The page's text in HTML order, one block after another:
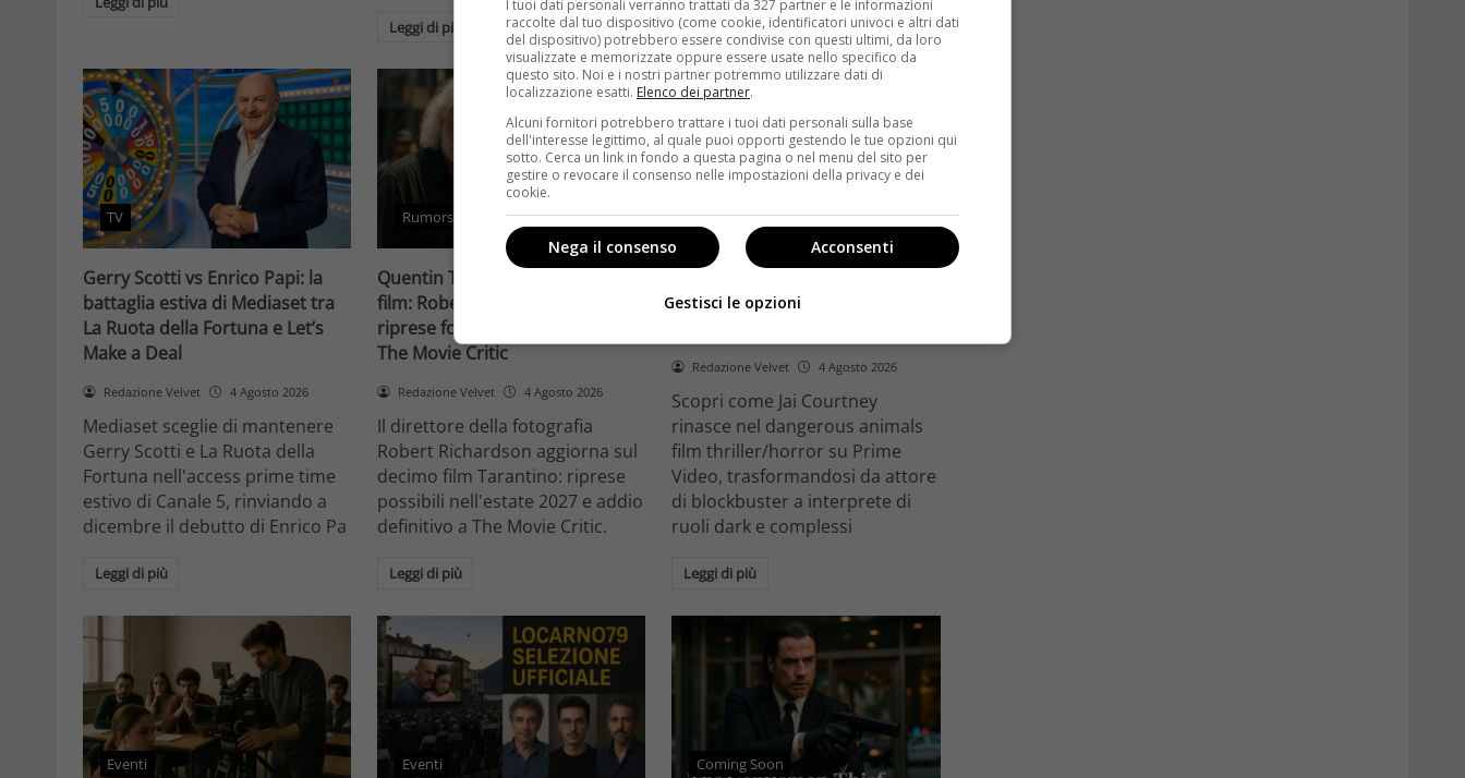
Leggi di più Leggi di più
TV
Gerry Scotti vs Enrico Papi: la
battaglia estiva di Mediaset tra
La Ruota della Fortuna e Let’s
Make a Deal
Redazione Velvet 4 Agosto 2026
Mediaset sceglie di mantenere
Gerry Scotti e La Ruota della
Fortuna nell'access prime time
estivo di Canale 5, rinviando a
dicembre il debutto di Enrico Pa
Leggi di più
Rumors
Quentin Tarantino e il decimo
film: Robert Richardson rivela
riprese forse nel 2027 e l’addio a
The Movie Critic
Redazione Velvet 4 Agosto 2026
Il direttore della fotografia
Robert Richardson aggiorna sul
decimo film Tarantino: riprese
possibili nell'estate 2027 e addio
definitivo a The Movie Critic.
Leggi di più
Anteprime
Dangerous Animals su Prime
Redazione Velvet 4 Agosto 2026
Scopri come Jai Courtney
rinasce nel dangerous animals
film thriller/horror su Prime
Video, trasformandosi da attore
di blockbuster a interprete di
ruoli dark e complessi
Leggi di più
Eventi Eventi Coming Soon
I tuoi dati personali verranno trattati da 327 partner e le informazioni
raccolte dal tuo dispositivo (come cookie, identificatori univoci e altri dati
del dispositivo) potrebbero essere condivise con questi ultimi, da loro
visualizzate e memorizzate oppure essere usate nello specifico da
questo sito. Noi e i nostri partner potremmo utilizzare dati di
localizzazione esatti. Elenco dei partner.
Alcuni fornitori potrebbero trattare i tuoi dati personali sulla base
dell'interesse legittimo, al quale puoi opporti gestendo le tue opzioni qui
sotto. Cerca un link in fondo a questa pagina o nel menu del sito per
gestire o revocare il consenso nelle impostazioni della privacy e dei
cookie.
Acconsenti
Nega il consenso
Gestisci le opzioni